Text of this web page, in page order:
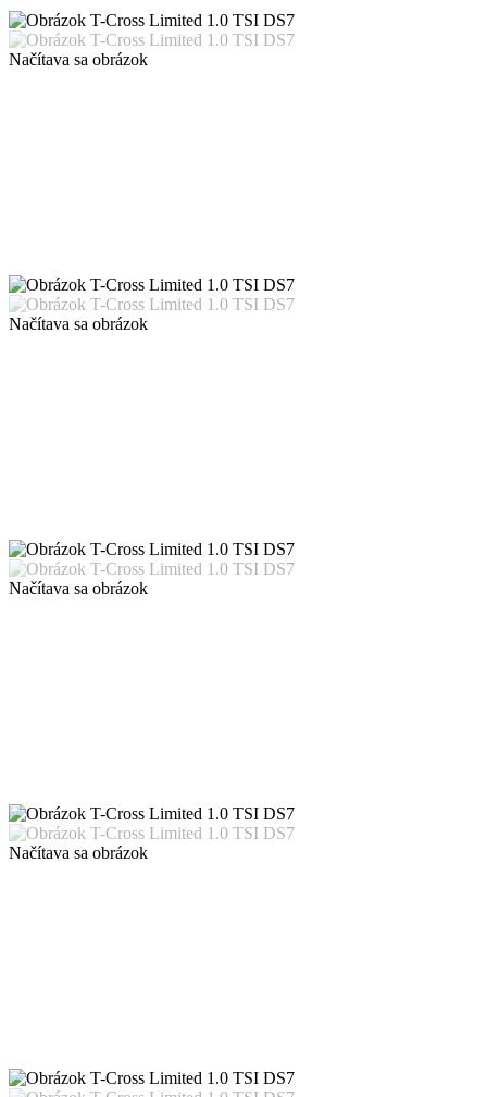
Načítava sa obrázok
Načítava sa obrázok
Načítava sa obrázok
Načítava sa obrázok